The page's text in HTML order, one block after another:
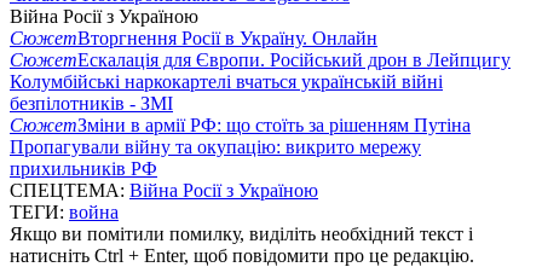
Війна Росії з Україною
СюжетВторгнення Росії в Україну. Онлайн
СюжетЕскалація для Європи. Російський дрон в Лейпцигу
Колумбійські наркокартелі вчаться українській війні
безпілотників - ЗМІ
СюжетЗміни в армії РФ: що стоїть за рішенням Путіна
Пропагували війну та окупацію: викрито мережу
прихильників РФ
СПЕЦТЕМА: Війна Росії з Україною
ТЕГИ: война
Якщо ви помітили помилку, виділіть необхідний текст і
натисніть Ctrl + Enter, щоб повідомити про це редакцію.